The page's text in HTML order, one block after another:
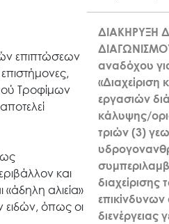
επιπτώσεων
Τροφίμων
και
αλιεία»
ειδών, όπως οι
ΔΙΑΚΗΡΥΞΗ
αναδόχου
«Διαχείριση
εργασιών
κάλυψης/
τριών (3)